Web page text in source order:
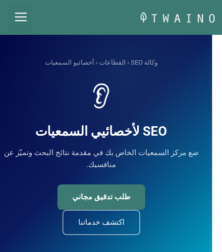
وكالة SEO ›القطاعات› أخصائيو السمعيات
👂
SEO لأخصائيي السمعيات
ضع مركز السمعيات الخاص بك في مقدمة نتائج البحث وتميّز عن
منافسيك.
طلب تدقيق مجاني
اكتشف خدماتنا